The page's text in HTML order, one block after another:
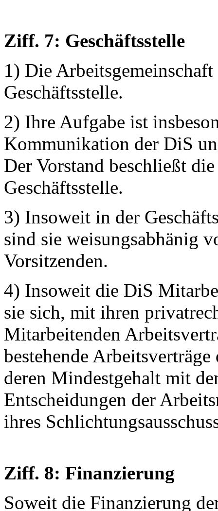
Ziff. 7: Geschäftsstelle
1) Die
Geschäftsstelle.
2) Ihre Aufgabe ist
Kommunikation der DiS
Der Vorstand beschließt
Geschäftsstelle.
3) Insoweit in der
sind sie weisungsabhänig
Vorsitzenden.
4) Insoweit die DiS
sie sich, mit ihren
Mitarbeitenden
bestehende
deren Mindestgehalt mit
Entscheidungen der
ihres
Ziff. 8: Finanzierung
Soweit die Finanzierung